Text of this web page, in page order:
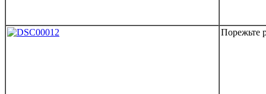
Порежьте